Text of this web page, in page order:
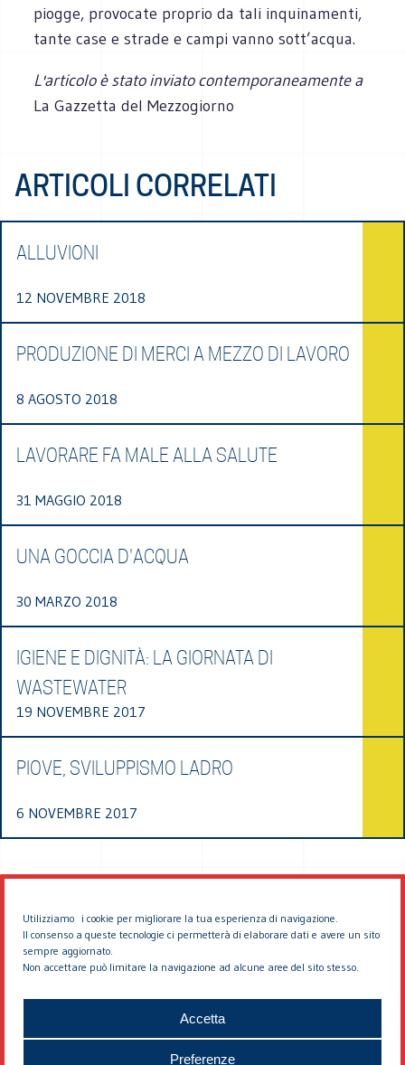
Utilizziamo i cookie per migliorare la tua esperienza di navigazione.
Il consenso a queste tecnologie ci permetterà di elaborare dati e avere un sito
sempre aggiornato.
Non accettare può limitare la navigazione ad alcune aree del sito stesso.
Accetta
Preferenze
piogge, provocate proprio da tali inquinamenti,
tante case e strade e campi vanno sott’acqua.
L'articolo è stato inviato contemporaneamente a
La Gazzetta del Mezzogiorno
ARTICOLI CORRELATI
ALLUVIONI
12 NOVEMBRE 2018
PRODUZIONE DI MERCI A MEZZO DI LAVORO
8 AGOSTO 2018
LAVORARE FA MALE ALLA SALUTE
31 MAGGIO 2018
UNA GOCCIA D'ACQUA
30 MARZO 2018
IGIENE E DIGNITÀ: LA GIORNATA DI
WASTEWATER
19 NOVEMBRE 2017
PIOVE, SVILUPPISMO LADRO
6 NOVEMBRE 2017
© 2026 EDDYBURG